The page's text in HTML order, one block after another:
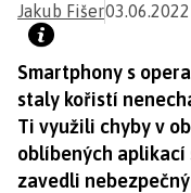
Jakub Fišer03.06.2022
Smartphony s
staly kořistí
Ti využili chyby v
oblíbených aplikací
zavedli